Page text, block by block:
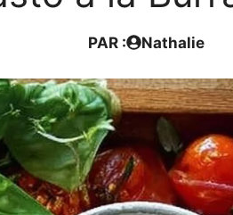
PAR : Nathalie